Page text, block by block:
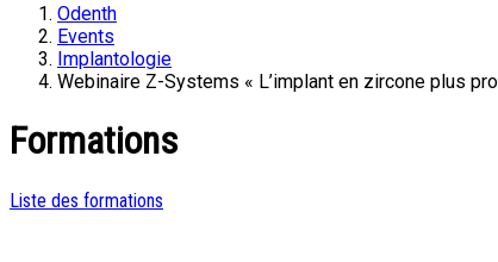
Odenth
Events
Implantologie
Webinaire Z-Systems « L’implant en zircone plus
Formations
Liste des formations